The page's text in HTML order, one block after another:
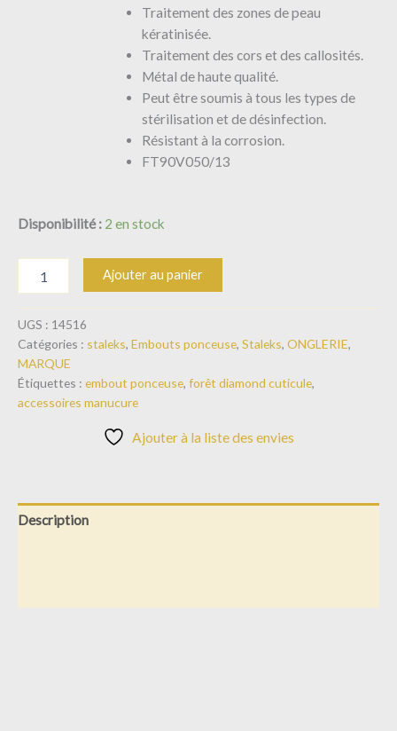
Traitement des zones de peau
kératinisée.
Traitement des cors et des callosités.
Métal de haute qualité.
Peut être soumis à tous les types de
stérilisation et de désinfection.
Résistant à la corrosion.
FT90V050/13
Disponibilité : 2 en stock
Ajouter au panier
UGS : 14516
Catégories : staleks, Embouts ponceuse, Staleks, ONGLERIE,
MARQUE
Étiquettes : embout ponceuse, forêt diamond cuticule,
accessoires manucure
Ajouter à la liste des envies
Description